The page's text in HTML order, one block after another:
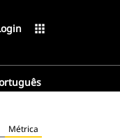
apps
Métrica